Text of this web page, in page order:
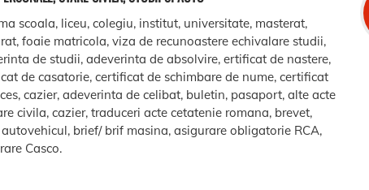
scoala, liceu, colegiu, institut, universitate, masterat,
foaie matricola, viza de recunoastere echivalare studii,
de studii, adeverinta de absolvire, ertificat de nastere,
de casatorie, certificat de schimbare de nume, certificat
cazier, adeverinta de celibat, buletin, pasaport, alte acte
civila, cazier, traduceri acte cetatenie romana, brevet,
brief/ brif masina, asigurare obligatorie RCA,
Casco.